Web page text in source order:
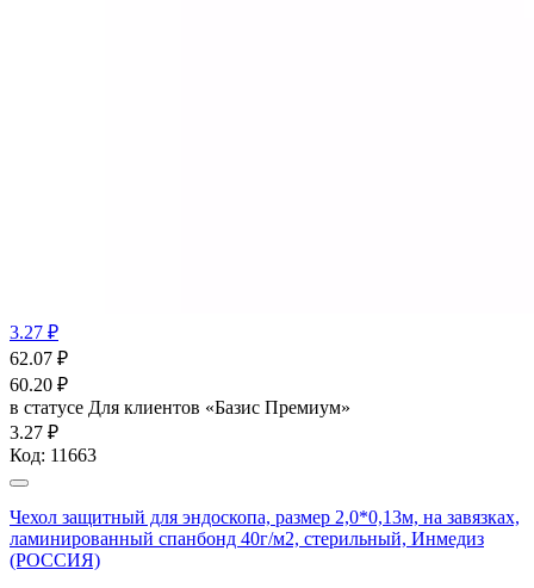
3.27 ₽
62.07 ₽
60.20 ₽
в статусе Для клиентов «Базис Премиум»
3.27 ₽
Код: 11663
Чехол защитный для эндоскопа, размер 2,0*0,13м, на завязках,
ламинированный спанбонд 40г/м2, стерильный, Инмедиз
(РОССИЯ)